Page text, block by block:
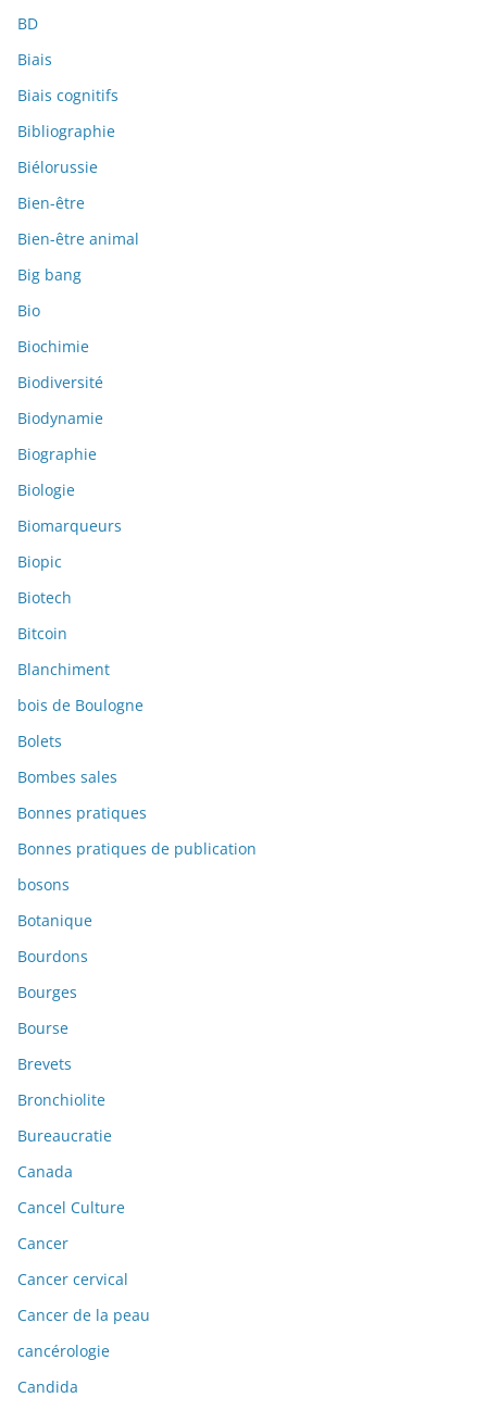
BD
Biais
Biais cognitifs
Bibliographie
Biélorussie
Bien-être
Bien-être animal
Big bang
Bio
Biochimie
Biodiversité
Biodynamie
Biographie
Biologie
Biomarqueurs
Biopic
Biotech
Bitcoin
Blanchiment
bois de Boulogne
Bolets
Bombes sales
Bonnes pratiques
Bonnes pratiques de publication
bosons
Botanique
Bourdons
Bourges
Bourse
Brevets
Bronchiolite
Bureaucratie
Canada
Cancel Culture
Cancer
Cancer cervical
Cancer de la peau
cancérologie
Candida